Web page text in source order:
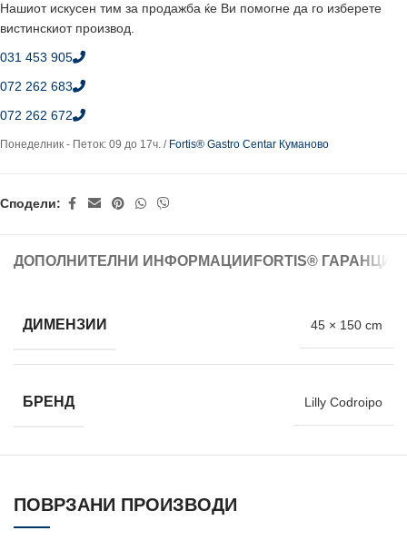
Нашиот искусен тим за продажба ќе Ви помогне да го изберете
вистинскиот производ.
031 453 905
072 262 683
072 262 672
Понеделник - Петок: 09 до 17ч. / Fortis® Gastro Centar Куманово
Сподели:
ДОПОЛНИТЕЛНИ ИНФОРМАЦИИ FORTIS®
ДИМЕНЗИИ 45 × 150 cm
БРЕНД Lilly Codroipo
ПОВРЗАНИ ПРОИЗВОДИ